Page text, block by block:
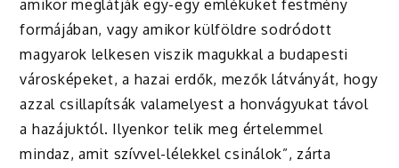
amikor meglátják egy-egy emléküket festmény
formájában, vagy amikor külföldre sodródott
magyarok lelkesen viszik magukkal a budapesti
városképeket, a hazai erdők, mezők látványát, hogy
azzal csillapítsák valamelyest a honvágyukat távol
a hazájuktól. Ilyenkor telik meg értelemmel
mindaz, amit szívvel-lélekkel csinálok”, zárta